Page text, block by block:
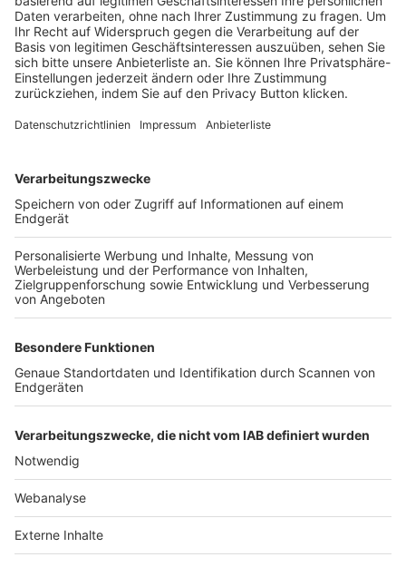
Trainerbörse
Login SpielPlus
FOLGE DEM BFV
TOP-VEREINE
TOP-PARTNER
Nutzungsbedingungen Datenschutz Impressum